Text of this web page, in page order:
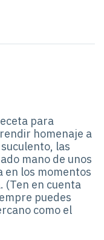
para
homenaje a
las
mano de unos
en los momentos
(Ten en cuenta
puedes
como el